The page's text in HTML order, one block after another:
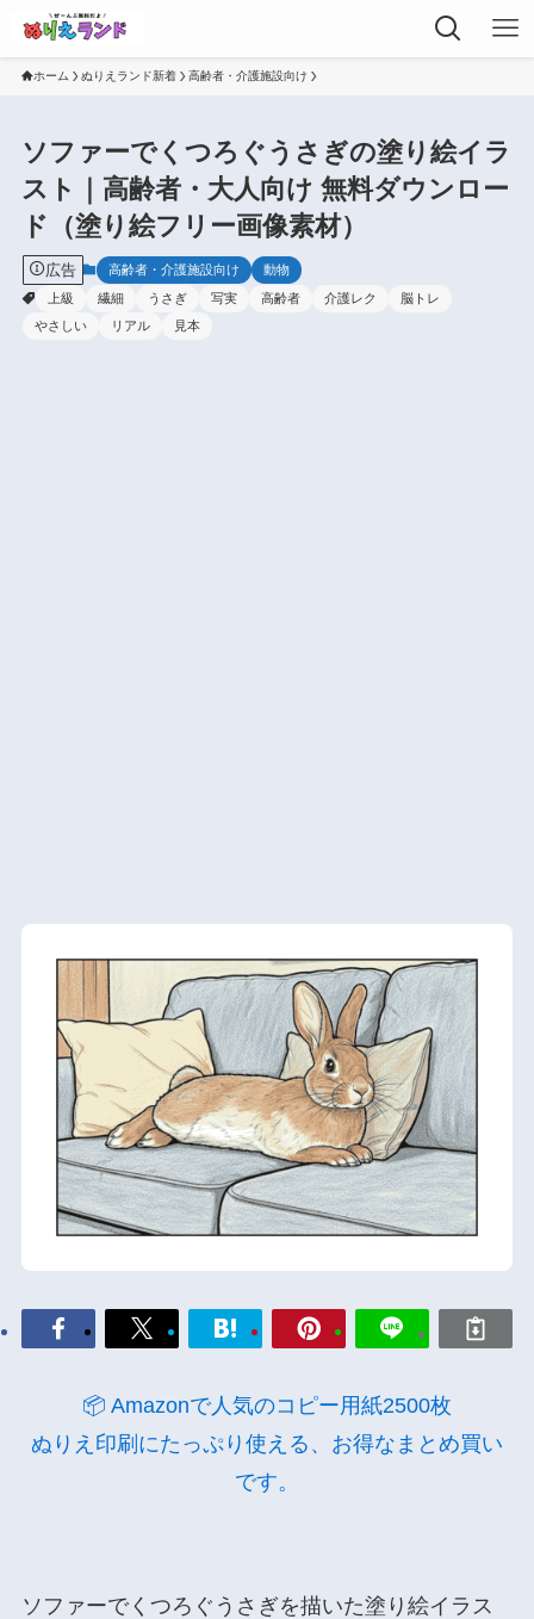
ホーム ぬりえランド新着 高齢者・介護施設向け
ソファーでくつろぐうさぎの塗り絵イラ
スト｜高齢者・大人向け 無料ダウンロー
ド（塗り絵フリー画像素材）
広告 高齢者・介護施設向け
動物
上級
繊細 うさぎ 写実 高齢者 介護レク
脳トレ
やさしい
リアル 見本
📦 Amazonで人気のコピー用紙2500枚
ぬりえ印刷にたっぷり使える、お得なまとめ買い
です。
ソファーでくつろぐうさぎを描いた塗り絵イラス